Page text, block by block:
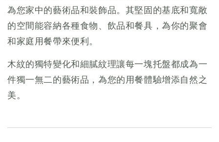
為您家中的藝術品和裝飾品。其堅固的基底和寬敞
的空間能容納各種食物、飲品和餐具，為你的聚會
和家庭用餐帶來便利。
木紋的獨特變化和細膩紋理讓每一塊托盤都成為一
件獨一無二的藝術品，為您的用餐體驗增添自然之
美。